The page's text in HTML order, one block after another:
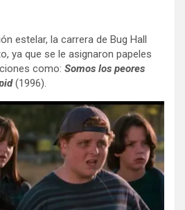
estelar, la carrera de Bug Hall
ya que se le asignaron papeles
como: Somos los peores
(1996).